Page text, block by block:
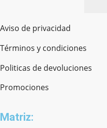
Aviso de privacidad
Términos y condiciones
Politicas de devoluciones
Promociones
Matriz: